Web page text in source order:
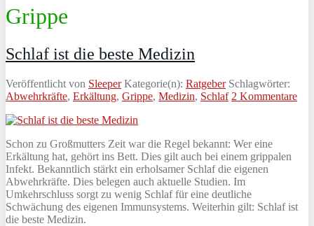
Grippe
Schlaf ist die beste Medizin
Veröffentlicht von Sleeper Kategorie(n): RatgeberSchlagwörter:
Abwehrkräfte, Erkältung, Grippe, Medizin, Schlaf 2 Kommentare
Schon zu Großmutters Zeit war die Regel bekannt: Wer eine
Erkältung hat, gehört ins Bett. Dies gilt auch bei einem grippalen
Infekt. Bekanntlich stärkt ein erholsamer Schlaf die eigenen
Abwehrkräfte. Dies belegen auch aktuelle Studien. Im
Umkehrschluss sorgt zu wenig Schlaf für eine deutliche
Schwächung des eigenen Immunsystems. Weiterhin gilt: Schlaf ist
die beste Medizin.